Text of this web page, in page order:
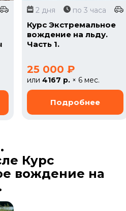
2 дня по 3 часа
Курс Экстремальное
вождение на льду.
Часть 1.
25 000 ₽
или4167 р. × 6 мес.
Курс
вождение на